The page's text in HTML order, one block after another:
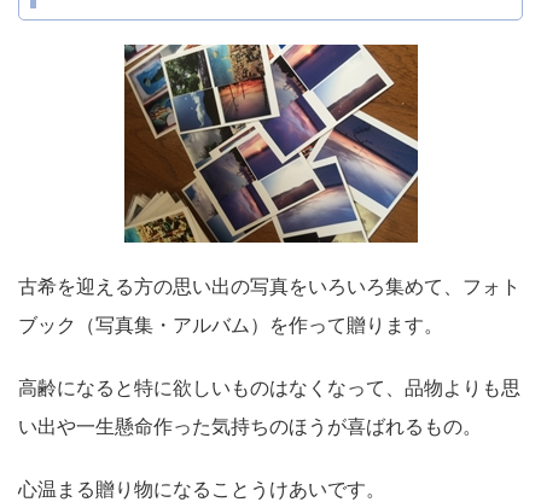
古希を迎える方の思い出の写真をいろいろ集めて、フォト
ブック（写真集・アルバム）を作って贈ります。
高齢になると特に欲しいものはなくなって、品物よりも思
い出や一生懸命作った気持ちのほうが喜ばれるもの。
心温まる贈り物になることうけあいです。